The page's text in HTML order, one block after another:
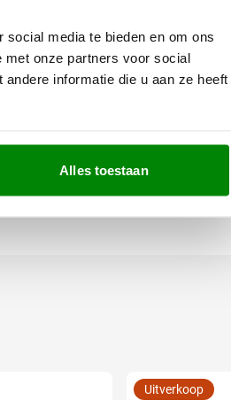
media te bieden en om ons
onze partners voor social
informatie die u aan ze heeft
Alles toestaan
Uitverkoop